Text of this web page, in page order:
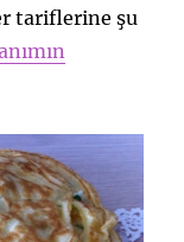
tariflerine şu